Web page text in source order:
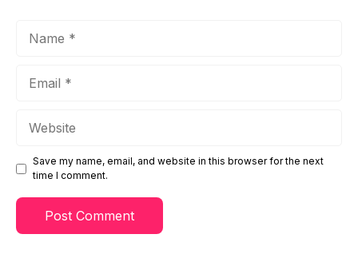
Save my name, email, and website in this browser for the next
time I comment.